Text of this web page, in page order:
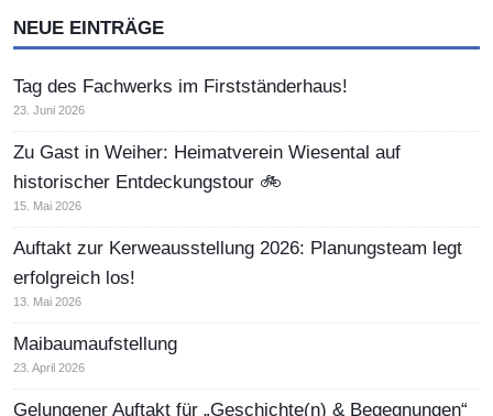
NEUE EINTRÄGE
Tag des Fachwerks im Firstständerhaus!
23. Juni 2026
Zu Gast in Weiher: Heimatverein Wiesental auf
historischer Entdeckungstour 🚲
15. Mai 2026
Auftakt zur Kerweausstellung 2026: Planungsteam legt
erfolgreich los!
13. Mai 2026
Maibaumaufstellung
23. April 2026
Gelungener Auftakt für „Geschichte(n) & Begegnungen“